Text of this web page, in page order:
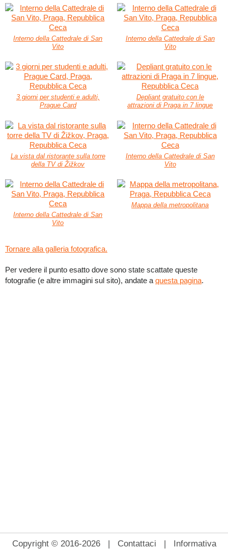
Interno della Cattedrale di San
Vito
Interno della Cattedrale di San
Vito
3 giorni per studenti e adulti,
Prague Card
Depliant gratuito con le
attrazioni di Praga in 7 lingue
La vista dal ristorante sulla torre
della TV di Žižkov
Interno della Cattedrale di San
Vito
Interno della Cattedrale di San
Vito
Mappa della metropolitana
Tornare alla galleria fotografica.
Per vedere il punto esatto dove sono state scattate queste
fotografie (e altre immagini sul sito), andate a questa pagina.
Copyright © 2016-2026 | Contattaci | Informativa